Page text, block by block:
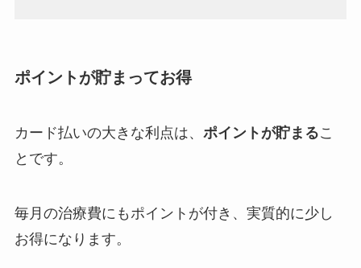
ポイントが貯まってお得
カード払いの大きな利点は、 ポイントが貯まるこ
とです。
毎月の治療費にもポイントが付き、実質的に少し
お得になります。